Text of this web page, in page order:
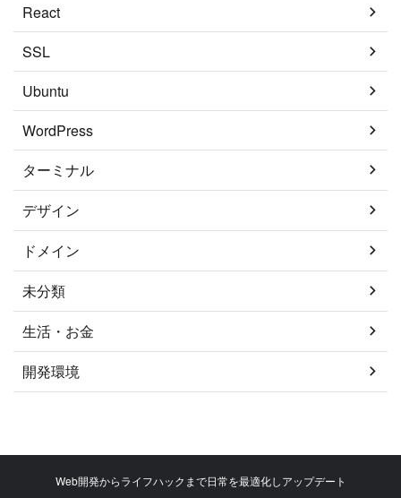
React
SSL
Ubuntu
WordPress
ターミナル
デザイン
ドメイン
未分類
生活・お金
開発環境
Web開発からライフハックまで日常を最適化しアップデート